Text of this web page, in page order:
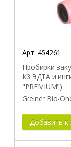
Арт: 454261
Пробирки
К3 ЭДТА и
"PREMIUM")
Greiner Bio-
Добавить к